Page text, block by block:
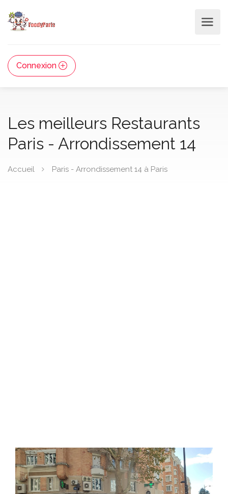
Connexion
Les meilleurs Restaurants
Paris - Arrondissement 14
Accueil Paris - Arrondissement 14 à Paris